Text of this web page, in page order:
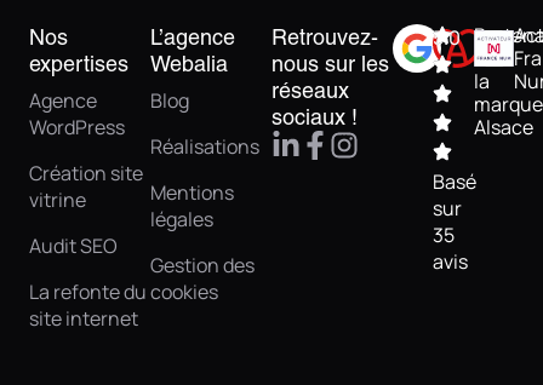
Nos
expertises
Agence
WordPress
Création site
vitrine
Audit SEO
La refonte du
site internet
L’agence
Webalia
Blog
Réalisations
Mentions
légales
Gestion des
cookies
Retrouvez-
nous sur les
réseaux
sociaux !
5.0
Basé
sur
35
avis
de
la
marque
Alsace